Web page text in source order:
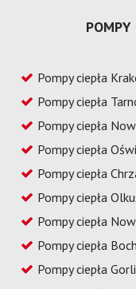
POMPY
Pompy ciepła
Pompy ciepła
Pompy ciepła
Pompy ciepła
Pompy ciepła
Pompy ciepła
Pompy ciepła
Pompy ciepła
Pompy ciepła